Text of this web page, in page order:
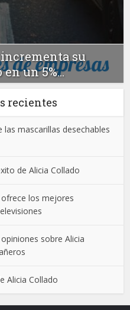
su
un 5%...
recientes
las mascarillas desechables
de Alicia Collado
los mejores
sobre Alicia
Alicia Collado